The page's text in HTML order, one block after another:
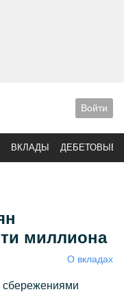
Войти
ВКЛАДЫ ДЕБЕТОВЫЕ
миллиона
О вкладах
сбережениями